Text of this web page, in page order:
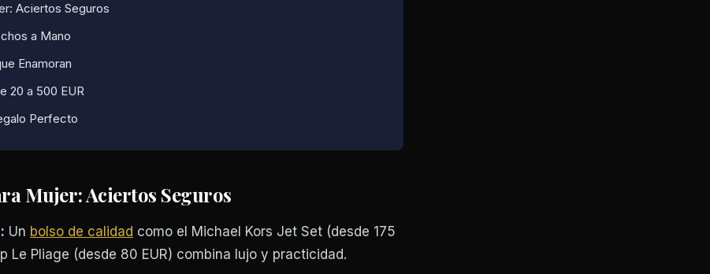
Aciertos Seguros
a Mano
Enamoran
20 a 500 EUR
Perfecto
Mujer: Aciertos Seguros
Un bolso de calidad como el Michael Kors Jet Set (desde 175
Le Pliage (desde 80 EUR) combina lujo y practicidad.